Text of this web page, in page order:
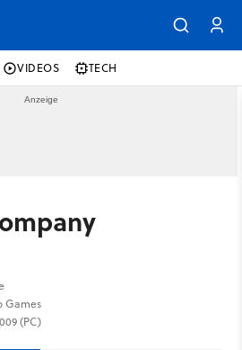
VIDEOS TECH
Games
(PC)